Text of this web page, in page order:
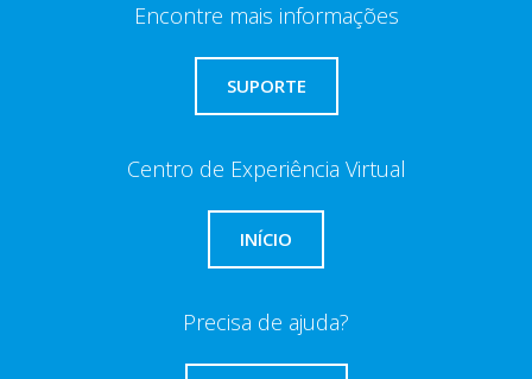
Encontre mais informações
SUPORTE
Centro de Experiência Virtual
INÍCIO
Precisa de ajuda?